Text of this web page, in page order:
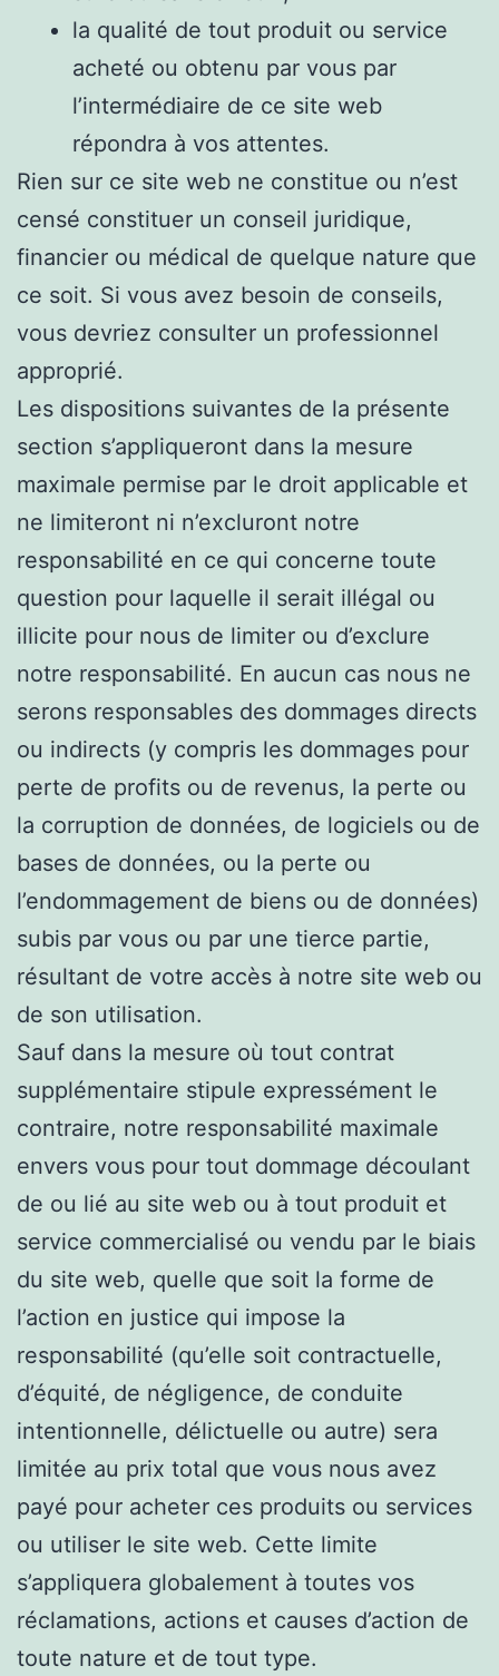
la qualité de tout produit ou service
acheté ou obtenu par vous par
l’intermédiaire de ce site web
répondra à vos attentes.
Rien sur ce site web ne constitue ou n’est
censé constituer un conseil juridique,
financier ou médical de quelque nature que
ce soit. Si vous avez besoin de conseils,
vous devriez consulter un professionnel
approprié.
Les dispositions suivantes de la présente
section s’appliqueront dans la mesure
maximale permise par le droit applicable et
ne limiteront ni n’excluront notre
responsabilité en ce qui concerne toute
question pour laquelle il serait illégal ou
illicite pour nous de limiter ou d’exclure
notre responsabilité. En aucun cas nous ne
serons responsables des dommages directs
ou indirects (y compris les dommages pour
perte de profits ou de revenus, la perte ou
la corruption de données, de logiciels ou de
bases de données, ou la perte ou
l’endommagement de biens ou de données)
subis par vous ou par une tierce partie,
résultant de votre accès à notre site web ou
de son utilisation.
Sauf dans la mesure où tout contrat
supplémentaire stipule expressément le
contraire, notre responsabilité maximale
envers vous pour tout dommage découlant
de ou lié au site web ou à tout produit et
service commercialisé ou vendu par le biais
du site web, quelle que soit la forme de
l’action en justice qui impose la
responsabilité (qu’elle soit contractuelle,
d’équité, de négligence, de conduite
intentionnelle, délictuelle ou autre) sera
limitée au prix total que vous nous avez
payé pour acheter ces produits ou services
ou utiliser le site web. Cette limite
s’appliquera globalement à toutes vos
réclamations, actions et causes d’action de
toute nature et de tout type.